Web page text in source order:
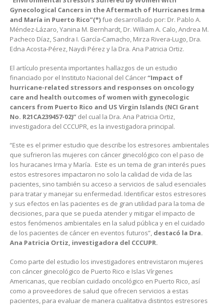
Gynecological Cancers in the Aftermath of Hurricanes Irma
and María in Puerto Rico”(*)fue desarrollado por: Dr. Pablo A.
Méndez-Lázaro, Yanina M. Bernhardt, Dr. William A. Calo, Andrea M.
Pacheco Díaz, Sandra I. García-Camacho, Mirza Rivera-Lugo, Dra.
Edna Acosta-Pérez, Naydi Pérez y la Dra. Ana Patricia Ortiz.
El artículo presenta importantes hallazgos de un estudio
financiado por el Instituto Nacional del Cáncer“Impact of
hurricane-related stressors and responses on oncology
care and health outcomes of women with gynecologic
cancers from Puerto Rico and US Virgin Islands (NCI Grant
No. R21CA239457-02)” del cual la Dra. Ana Patricia Ortiz,
investigadora del CCCUPR, es la investigadora principal.
“Este es el primer estudio que describe los estresores ambientales
que sufrieron las mujeres con cáncer ginecológico con el paso de
los huracanes Irma y María. Este es un tema de gran interés pues
estos estresores impactaron no solo la calidad de vida de las
pacientes, sino también su acceso a servicios de salud esenciales
para tratar y manejar su enfermedad. Identificar estos estresores
y sus efectos en las pacientes es de gran utilidad para la toma de
decisiones, para que se pueda atender y mitigar el impacto de
estos fenómenos ambientales en la salud pública y en el cuidado
de los pacientes de cáncer en eventos futuros”, destacó la Dra.
Ana Patricia Ortiz, investigadora del CCCUPR.
Como parte del estudio los investigadores entrevistaron mujeres
con cáncer ginecológico de Puerto Rico e Islas Vírgenes
Americanas, que recibían cuidado oncológico en Puerto Rico, así
como a proveedores de salud que ofrecen servicios a estas
pacientes, para evaluar de manera cualitativa distintos estresores